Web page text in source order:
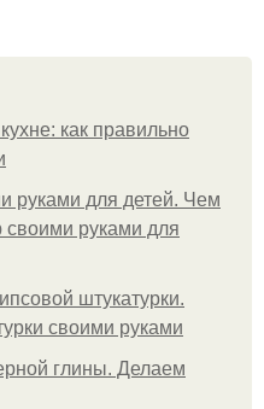
как правильно
руками для детей. Чем
своими руками для
штукатурки.
своими руками
глины. Делаем